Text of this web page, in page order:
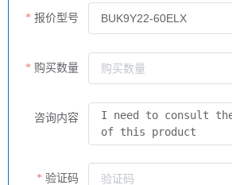
报价型号
购买数量
咨询内容
验证码